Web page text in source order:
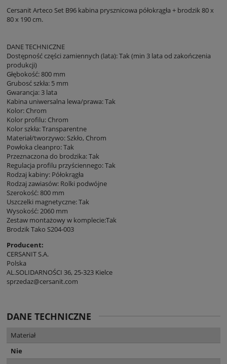
Cersanit Arteco Set B96 kabina prysznicowa półokrągła + brodzik 80 x
80 x 190 cm.
DANE TECHNICZNE
Dostępność części zamiennych (lata): Tak (min 3 lata od zakończenia
produkcji)
Głębokość: 800 mm
Grubosć szkła: 5 mm
Gwarancja: 3 lata
Kabina uniwersalna lewa/prawa: Tak
Kolor: Chrom
Kolor profilu: Chrom
Kolor szkła: Transparentne
Materiał/tworzywo: Szkło, Chrom
Powłoka cleanpro: Tak
Przeznaczona do brodzika: Tak
Regulacja profilu przyściennego: Tak
Rodzaj kabiny: Półokrągła
Rodzaj zawiasów: Rolki podwójne
Szerokość: 800 mm
Uszczelki magnetyczne: Tak
Wysokość: 2060 mm
Zestaw montażowy w komplecie:Tak
Brodzik Tako S204-003
Producent:
CERSANIT S.A.
Polska
AL.SOLIDARNOŚCI 36, 25-323 Kielce
sprzedaz@cersanit.com
DANE TECHNICZNE
Materiał
Nie